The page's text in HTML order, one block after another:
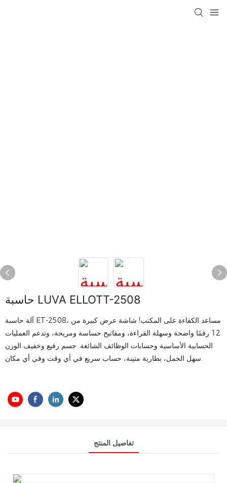
حاسبة LUVA ELLOTT-2508
آلة حاسبة ET-2508، مساعد الكفاءة على المكتب! شاشة عرض كبيرة من
12 رقمًا واضحة وسهلة القراءة، ومفاتيح حساسة ومريحة، وتدعم العمليات
الحسابية الأساسية وحسابات الوظائف الشائعة. جسم رفيع وخفيف الوزن
سهل الحمل، بطارية متينة، حساب سريع في أي وقت وفي أي مكان.
تفاصيل المنتج